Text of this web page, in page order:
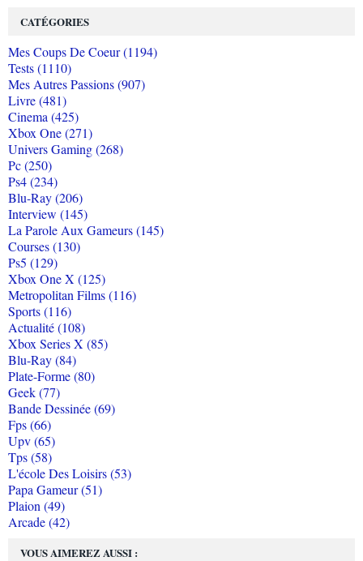
VOUS AIMEREZ AUSSI :
CATÉGORIES
Mes Coups De Coeur (1194)
Tests (1110)
Mes Autres Passions (907)
Livre (481)
Cinema (425)
Xbox One (271)
Univers Gaming (268)
Pc (250)
Ps4 (234)
Blu-Ray (206)
Interview (145)
La Parole Aux Gameurs (145)
Courses (130)
Ps5 (129)
Xbox One X (125)
Metropolitan Films (116)
Sports (116)
Actualité (108)
Xbox Series X (85)
Blu-Ray (84)
Plate-Forme (80)
Geek (77)
Bande Dessinée (69)
Fps (66)
Upv (65)
Tps (58)
L'école Des Loisirs (53)
Papa Gameur (51)
Plaion (49)
Arcade (42)